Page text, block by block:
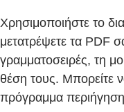
Χρησιμοποιήστε το
μετατρέψετε τα PDF
γραμματοσειρές, τη
θέση τους. Μπορείτε
πρόγραμμα